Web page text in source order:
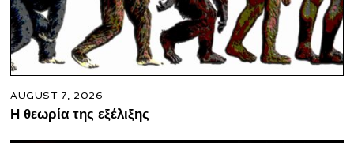
AUGUST 7, 2026
Η θεωρία της εξέλιξης